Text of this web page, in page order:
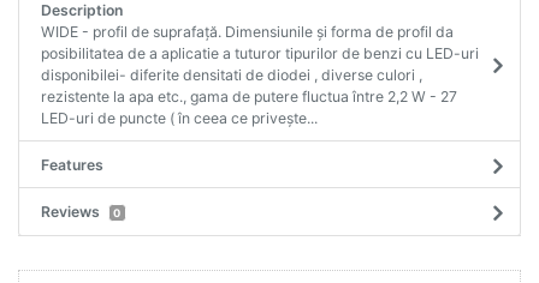
Description
WIDE - profil de suprafață. Dimensiunile și forma de profil da
posibilitatea de a aplicatie a tuturor tipurilor de benzi cu LED-uri
disponibilei- diferite densitati de diodei , diverse culori ,
rezistente la apa etc., gama de putere fluctua între 2,2 W - 27
LED-uri de puncte ( în ceea ce privește...
Features
Reviews 0